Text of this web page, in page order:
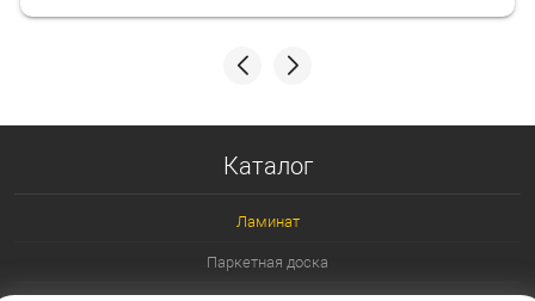
Каталог
Ламинат
Паркетная доска